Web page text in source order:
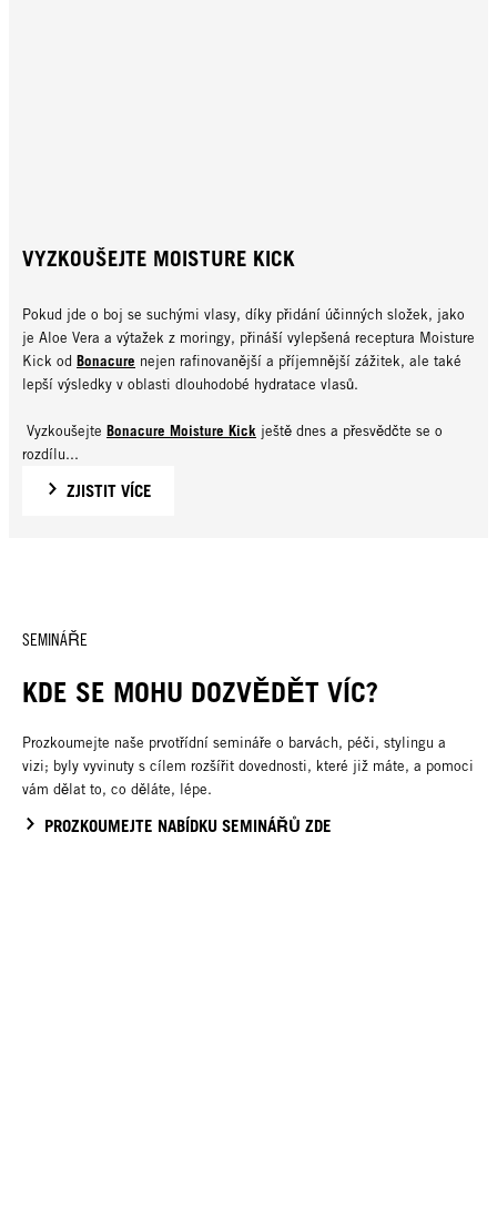
VYZKOUŠEJTE MOISTURE KICK
Pokud jde o boj se suchými vlasy, díky přidání účinných složek, jako
je Aloe Vera a výtažek z moringy, přináší vylepšená receptura Moisture
Kick od Bonacure nejen rafinovanější a příjemnější zážitek, ale také
lepší výsledky v oblasti dlouhodobé hydratace vlasů.
Vyzkoušejte Bonacure Moisture Kick ještě dnes a přesvědčte se o
rozdílu...
ZJISTIT VÍCE
SEMINÁŘE
KDE SE MOHU DOZVĚDĚT VÍC?
Prozkoumejte naše prvotřídní semináře o barvách, péči, stylingu a
vizi; byly vyvinuty s cílem rozšířit dovednosti, které již máte, a pomoci
vám dělat to, co děláte, lépe.
PROZKOUMEJTE NABÍDKU SEMINÁŘŮ ZDE